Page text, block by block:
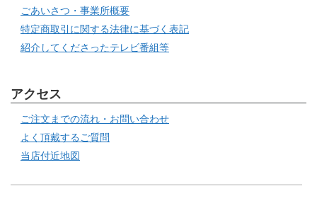
ごあいさつ・事業所概要
特定商取引に関する法律に基づく表記
紹介してくださったテレビ番組等
アクセス
ご注文までの流れ・お問い合わせ
よく頂戴するご質問
当店付近地図